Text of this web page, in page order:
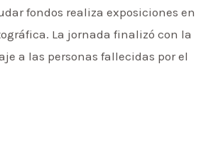
fondos realiza exposiciones en
La jornada finalizó con la
a las personas fallecidas por el